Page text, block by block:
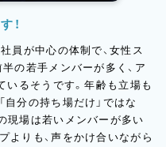
！
員が中心の体制で、女性ス
の若手メンバーが多く、ア
るそうです。年齢も立場も
自分の持ち場だけ」ではな
現場は若いメンバーが多い
よりも、声をかけ合いながら